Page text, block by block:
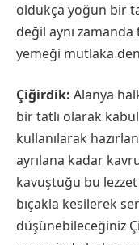
oldukça yoğun bir
değil aynı
yemeği mutlaka
Çiğirdik: Alanya
bir tatlı olarak
kullanılarak
ayrılana kadar
kavuştuğu bu
bıçakla kesilerek
düşünebileceğiniz